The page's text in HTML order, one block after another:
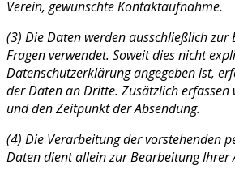
Verein, gewünschte Kontaktaufnahme.
(3) Die Daten werden ausschließlich
Fragen verwendet. Soweit dies nicht
Datenschutzerklärung angegeben ist,
der Daten an Dritte. Zusätzlich erfassen
und den Zeitpunkt der Absendung.
(4) Die Verarbeitung der vorstehenden
Daten dient allein zur Bearbeitung Ihrer